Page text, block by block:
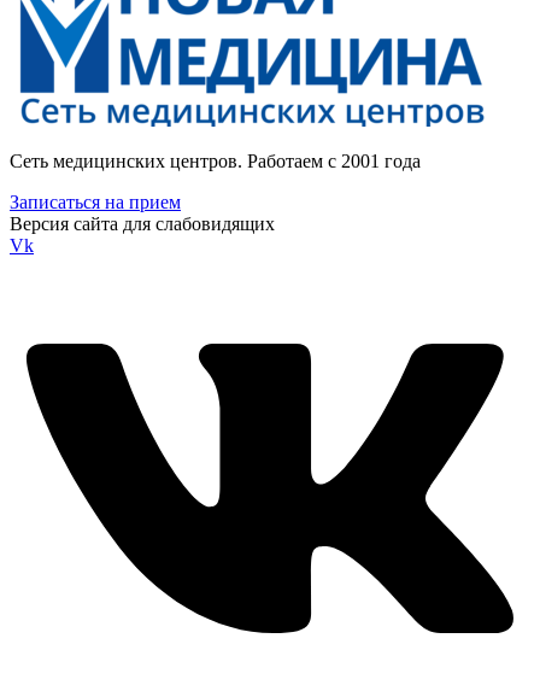
Сеть медицинских центров. Работаем с 2001 года
Записаться на прием
Версия сайта для слабовидящих
Vk